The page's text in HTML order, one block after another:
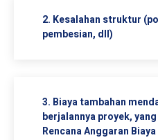
2. Kesalahan struktur
pembesian, dll)
3. Biaya tambahan
berjalannya proyek,
Rencana Anggaran Biaya